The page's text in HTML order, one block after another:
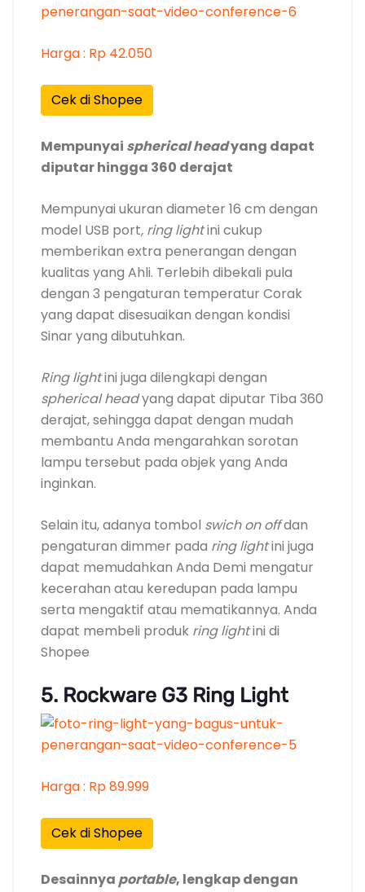
Harga : Rp 42.050
Cek di Shopee
Mempunyai spherical headyang dapat
diputar hingga 360 derajat
Mempunyai ukuran diameter 16 cm dengan
model USB port, ring lightini cukup
memberikan extra penerangan dengan
kualitas yang Ahli. Terlebih dibekali pula
dengan 3 pengaturan temperatur Corak
yang dapat disesuaikan dengan kondisi
Sinar yang dibutuhkan.
Ring lightini juga dilengkapi dengan
spherical headyang dapat diputar Tiba 360
derajat, sehingga dapat dengan mudah
membantu Anda mengarahkan sorotan
lampu tersebut pada objek yang Anda
inginkan.
Selain itu, adanya tombol swich on offdan
pengaturan dimmer pada ring lightini juga
dapat memudahkan Anda Demi mengatur
kecerahan atau keredupan pada lampu
serta mengaktif atau mematikannya. Anda
dapat membeli produk ring lightini di
Shopee
5. Rockware G3 Ring Light
Harga : Rp 89.999
Cek di Shopee
Desainnya portable, lengkap dengan